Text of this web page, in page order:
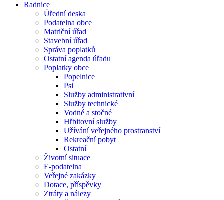
Radnice
Úřední deska
Podatelna obce
Matriční úřad
Stavební úřad
Správa poplatků
Ostatní agenda úřadu
Poplatky obce
Popelnice
Psi
Služby administrativní
Služby technické
Vodné a stočné
Hřbitovní služby
Užívání veřejného prostranství
Rekreační pobyt
Ostatní
Životní situace
E-podatelna
Veřejné zakázky
Dotace, příspěvky
Ztráty a nálezy